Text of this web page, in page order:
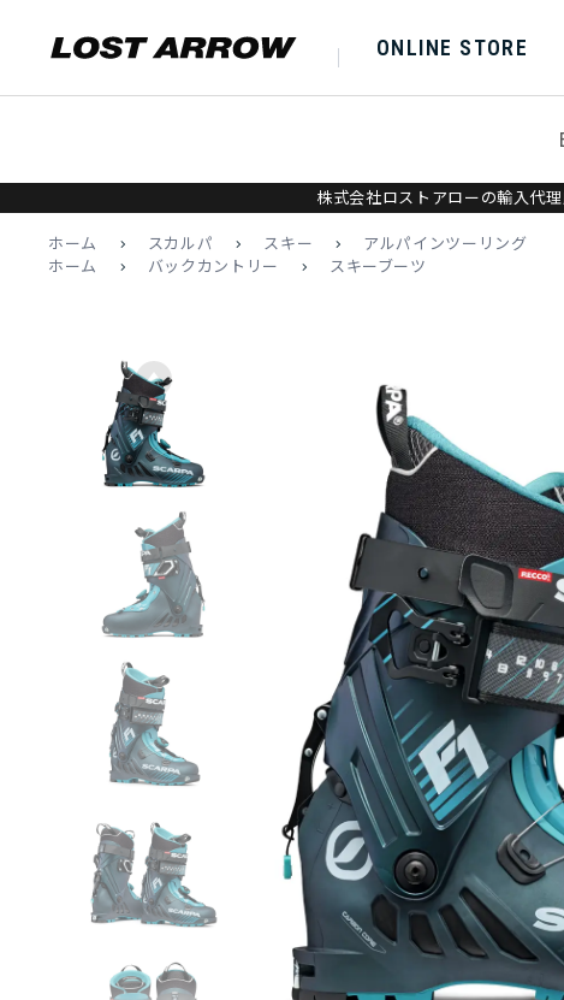
ONLINE STORE
株式会社ロストアローの輸入代
ホーム > スカルパ > スキー >
アルパインツーリング
ホーム
> バックカントリー > スキーブーツ